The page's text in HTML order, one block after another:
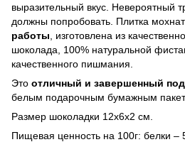
выразительный вкус. Невероятный
должны попробовать. Плитка
работы , изготовлена из
шоколада, 100% натуральной
качественного пишмания.
Это отличный и завершенный
белым подарочным бумажным
Размер шоколадки 12х6х2 см.
Пищевая ценность на 100г: белки –